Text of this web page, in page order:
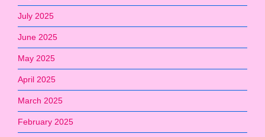
July 2025
June 2025
May 2025
April 2025
March 2025
February 2025